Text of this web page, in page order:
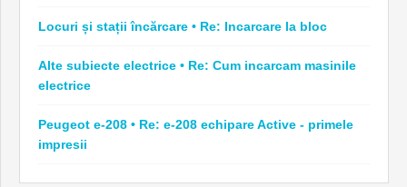
Locuri și stații încărcare • Re: Incarcare la bloc
Alte subiecte electrice • Re: Cum incarcam masinile
electrice
Peugeot e-208 • Re: e-208 echipare Active - primele
impresii